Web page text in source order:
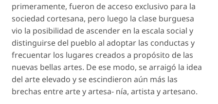
primeramente, fueron de acceso exclusivo para la
sociedad cortesana, pero luego la clase burguesa
vio la posibilidad de ascender en la escala social y
distinguirse del pueblo al adoptar las conductas y
frecuentar los lugares creados a propósito de las
nuevas bellas artes. De ese modo, se arraigó la idea
del arte elevado y se escindieron aún más las
brechas entre arte y artesa- nía, artista y artesano.